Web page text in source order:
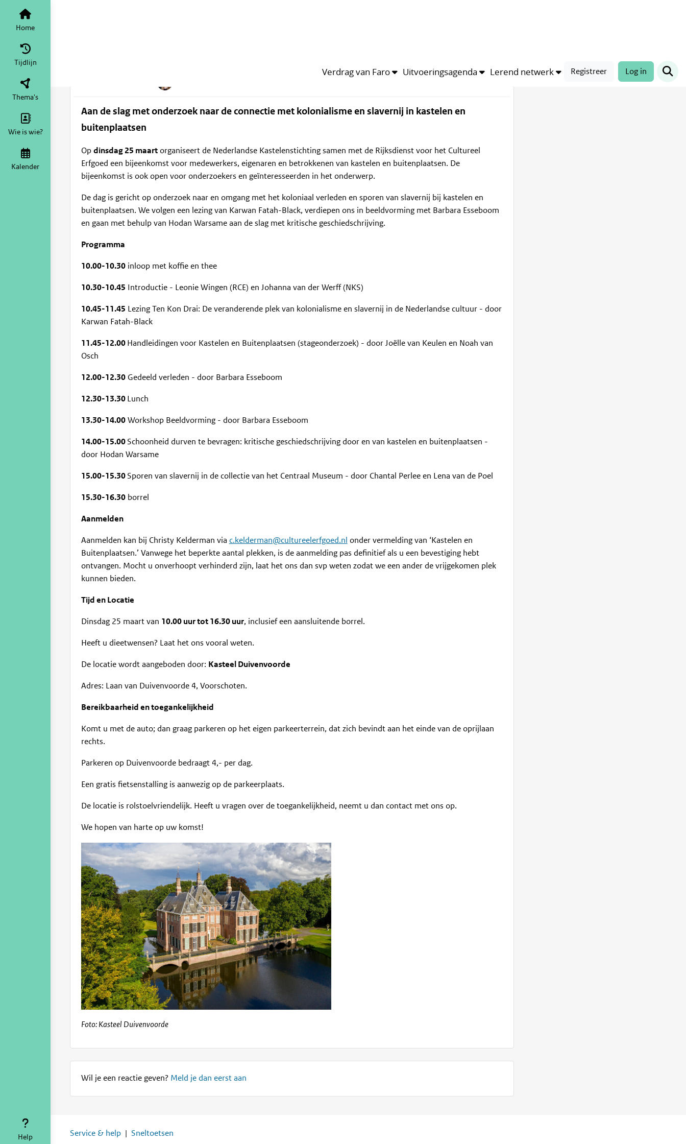
Verdrag van Faro Uitvoeringsagenda Lerend netwerk Registreer Log in
Home
Tijdlijn
Thema's
Wie is wie?
Kalender
Help
Aan de slag met onderzoek naar de connectie met kolonialisme en slavernij in kastelen en
buitenplaatsen
Op dinsdag 25 maartorganiseert de Nederlandse Kastelenstichting samen met de Rijksdienst voor het Cultureel
Erfgoed een bijeenkomst voor medewerkers, eigenaren en betrokkenen van kastelen en buitenplaatsen. De
bijeenkomst is ook open voor onderzoekers en geïnteresseerden in het onderwerp.
De dag is gericht op onderzoek naar en omgang met het koloniaal verleden en sporen van slavernij bij kastelen en
buitenplaatsen. We volgen een lezing van Karwan Fatah-Black, verdiepen ons in beeldvorming met Barbara Esseboom
en gaan met behulp van Hodan Warsame aan de slag met kritische geschiedschrijving.
Programma
10.00-10.30inloop met koffie en thee
10.30-10.45 Introductie - Leonie Wingen (RCE) en Johanna van der Werff (NKS)
10.45-11.45 Lezing Ten Kon Drai: De veranderende plek van kolonialisme en slavernij in de Nederlandse cultuur - door
Karwan Fatah-Black
11.45-12.00 Handleidingen voor Kastelen en Buitenplaatsen (stageonderzoek) - door Joëlle van Keulen en Noah van
Osch
12.00-12.30Gedeeld verleden - door Barbara Esseboom
12.30-13.30 Lunch
13.30-14.00Workshop Beeldvorming - door Barbara Esseboom
14.00-15.00 Schoonheid durven te bevragen: kritische geschiedschrijving door en van kastelen en buitenplaatsen -
door Hodan Warsame
15.00-15.30 Sporen van slavernij in de collectie van het Centraal Museum - door Chantal Perlee en Lena van de Poel
15.30-16.30borrel
Aanmelden
Aanmelden kan bij Christy Kelderman via c.kelderman@cultureelerfgoed.nl onder vermelding van ‘Kastelen en
Buitenplaatsen.’ Vanwege het beperkte aantal plekken, is de aanmelding pas definitief als u een bevestiging hebt
ontvangen. Mocht u onverhoopt verhinderd zijn, laat het ons dan svp weten zodat we een ander de vrijgekomen plek
kunnen bieden.
Tijd en Locatie
Dinsdag 25 maart van 10.00 uur tot 16.30 uur, inclusief een aansluitende borrel.
Heeft u dieetwensen? Laat het ons vooral weten.
De locatie wordt aangeboden door: Kasteel Duivenvoorde
Adres: Laan van Duivenvoorde 4, Voorschoten.
Bereikbaarheid en toegankelijkheid
Komt u met de auto; dan graag parkeren op het eigen parkeerterrein, dat zich bevindt aan het einde van de oprijlaan
rechts.
Parkeren op Duivenvoorde bedraagt 4,- per dag.
Een gratis fietsenstalling is aanwezig op de parkeerplaats.
De locatie is rolstoelvriendelijk. Heeft u vragen over de toegankelijkheid, neemt u dan contact met ons op.
We hopen van harte op uw komst!
Foto: Kasteel Duivenvoorde
Wil je een reactie geven? Meld je dan eerst aan
Service & help Sneltoetsen